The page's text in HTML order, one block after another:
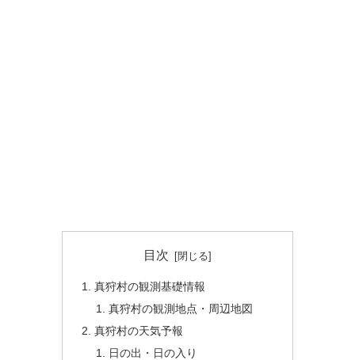
目次
真狩村の観測基礎情報
真狩村の観測地点・周辺地図
真狩村の天気予報
日の出・日の入り